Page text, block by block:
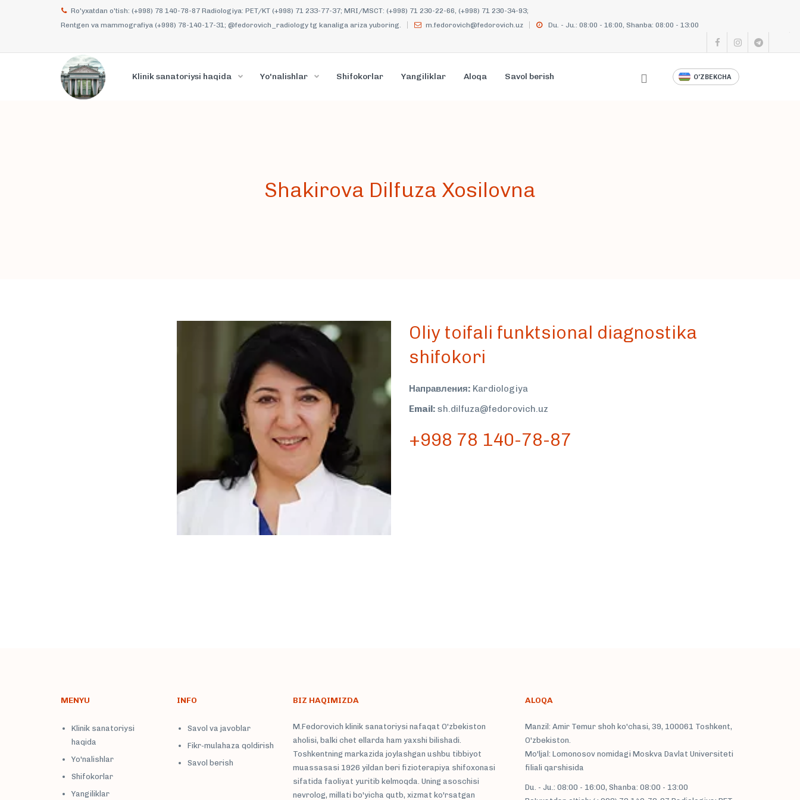
Ro'yxatdan o'tish: (+998) 78 140-78-87 Radiologiya: PET/KT (+998) 71 233-77-37; MRI/MSCT: (+998) 71 230-22-66, (+998) 71 230-34-93;
Rentgen va mammografiya (+998) 78-140-17-31; @fedorovich_radiology tg kanaliga ariza yuboring.
m.fedorovich@fedorovich.uz Du. - Ju.: 08:00 - 16:00, Shanba: 08:00 - 13:00
Klinik sanatoriysi haqida Yo'nalishlar Shifokorlar Yangiliklar Aloqa Savol berish O'ZBEKCHA
Shakirova Dilfuza Xosilovna
Oliy toifali funktsional diagnostika
shifokori
Направления: Kardiologiya
Email: sh.dilfuza@fedorovich.uz
+998 78 140-78-87
MENYU
Klinik sanatoriysi
haqida
Yo'nalishlar
Shifokorlar
Yangiliklar
INFO
Savol va javoblar
Fikr-mulahaza qoldirish
Savol berish
BIZ HAQIMIZDA
M.Fedorovich klinik sanatoriysi nafaqat O'zbekiston
aholisi, balki chet ellarda ham yaxshi bilishadi.
Toshkentning markazida joylashgan ushbu tibbiyot
muassasasi 1926 yildan beri fizioterapiya shifoxonasi
sifatida faoliyat yuritib kelmoqda. Uning asoschisi
nevrolog, millati bo'yicha qutb, xizmat ko'rsatgan
ALOQA
Manzil: Amir Temur shoh ko'chasi, 39, 100061 Toshkent,
O'zbekiston.
Mo'ljal: Lomonosov nomidagi Moskva Davlat Universiteti
filiali qarshisida
Du. - Ju.: 08:00 - 16:00, Shanba: 08:00 - 13:00